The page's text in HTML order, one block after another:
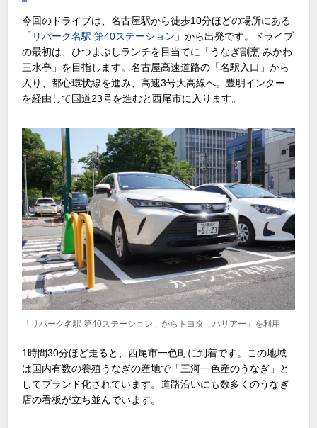
今回のドライブは、名古屋駅から徒歩10分ほどの場所にある
「 リパーク名駅 第40ステーション 」から出発です。ドライブ
の最初は、ひつまぶしランチを目当てに「うなぎ割烹 みかわ
三水亭」を目指します。名古屋高速道路の「名駅入口」から
入り、都心環状線を進み、高速3号大高線へ。豊明インター
を経由して国道23号を進むと西尾市に入ります。
「リパーク名駅 第40ステーション」からトヨタ「ハリアー」を利用
1時間30分ほど走ると、西尾市一色町に到着です。この地域
は国内有数の養殖うなぎの産地で「三河一色産のうなぎ」と
してブランド化されています。道路沿いにも数多くのうなぎ
店の看板が立ち並んでいます。